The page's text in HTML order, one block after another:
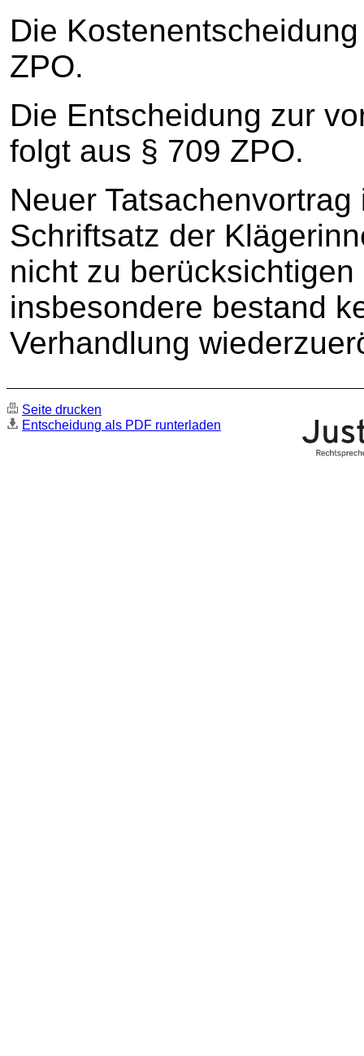
Die
ZPO.
Die Entscheidung zur
folgt aus § 709 ZPO.
Neuer
Schriftsatz der
nicht zu
insbesondere bestand
Verhandlung
Seite drucken
Entscheidung als PDF runterladen